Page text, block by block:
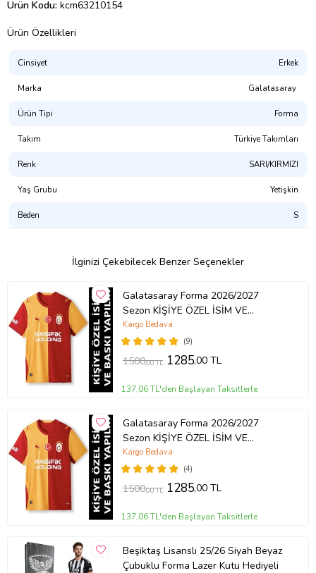
Ürün Kodu: kcm63210154
Ürün Özellikleri
Cinsiyet Erkek
Marka Galatasaray
Ürün Tipi Forma
Takım Türkiye Takımları
Renk SARI/KIRMIZI
Yaş Grubu Yetişkin
Beden S
İlginizi Çekebilecek Benzer Seçenekler
Galatasaray Forma 2026/2027
Sezon KİŞİYE ÖZEL İSİM VE
NUMARA BASKILI Yetişkin Futbol
Forması GB2 (Sarı-Kırmızı)
(9)
Kargo Bedava
1500,00 TL 1285,00 TL
137,06 TL'den Başlayan Taksitlerle
Galatasaray Forma 2026/2027
Sezon KİŞİYE ÖZEL İSİM VE
NUMARA BASKILI Yetişkin Futbol
Forması GB3 (Sarı-Kırmızı)
(4)
Kargo Bedava
1500,00 TL 1285,00 TL
137,06 TL'den Başlayan Taksitlerle
Beşiktaş Lisanslı 25/26 Siyah Beyaz
Çubuklu Forma Lazer Kutu Hediyeli